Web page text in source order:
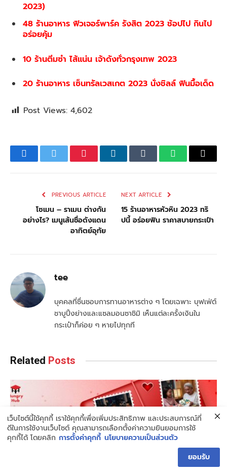
2023)
48 ร้านอาหาร ฟิวเจอร์พาร์ค รังสิต 2023 ช้อปไป กินไป
อร่อยคุ้ม
10 ร้านติ่มซำ ไส้แน่น เจ้าดังทั่วกรุงเทพ 2023
20 ร้านอาหาร เซ็นทรัลเวสเกต 2023 นั่งชิลล์ ฟินมื้อเด็ด
Post Views: 4,602
FacebookTwitterPinterestLinkedInTumblrWhatsApp
Email
PREVIOUS ARTICLE
โซเมน – ราเมน ต่างกัน
อย่างไร? เมนูเส้นชื่อดังแดน
อาทิตย์อุทัย
NEXT ARTICLE
15 ร้านอาหารหัวหิน 2023 ทริ
ปนี้ อร่อยฟิน ราคาสบายกระเป๋า
tee
บุคคลที่ชื่นชอบการทานอาหารต่าง ๆ โดยเฉพาะ บุฟเฟ่ต์
ชาบูปิ้งย่างและแซลมอนซาชิมิ เห็นแต่ละครั้งเงินใน
กระเป๋าก็ค่อย ๆ หายไปทุกที
Related Posts
เว็บไซต์นี้ใช้คุกกี้ เราใช้คุกกี้เพื่อเพิ่มประสิทธิภาพ และประสบการณ์ที่
ดีในการใช้งานเว็บไซต์ คุณสามารถเลือกตั้งค่าความยินยอมการใช้
คุกกี้ได้ โดยคลิก การตั้งค่าคุกกี้ นโยบายความเป็นส่วนตัว
ยอมรับ